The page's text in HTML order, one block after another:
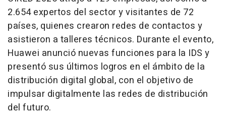
2.654 expertos del sector y visitantes de 72
países, quienes crearon redes de contactos y
asistieron a talleres técnicos. Durante el evento,
Huawei anunció nuevas funciones para la IDS y
presentó sus últimos logros en el ámbito de la
distribución digital global, con el objetivo de
impulsar digitalmente las redes de distribución
del futuro.